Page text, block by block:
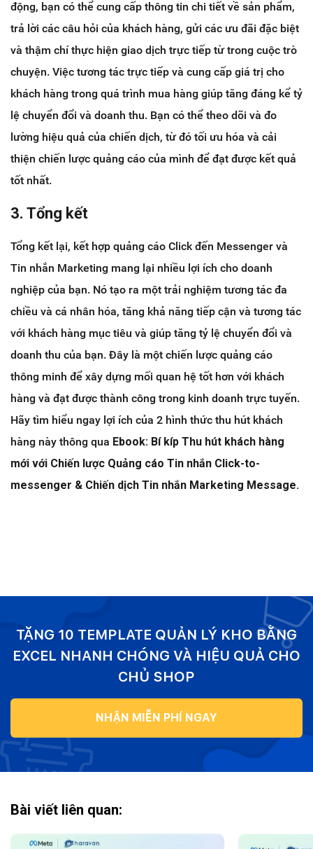
động, bạn có thể cung cấp thông tin chi tiết về sản phẩm,
trả lời các câu hỏi của khách hàng, gửi các ưu đãi đặc biệt
và thậm chí thực hiện giao dịch trực tiếp từ trong cuộc trò
chuyện. Việc tương tác trực tiếp và cung cấp giá trị cho
khách hàng trong quá trình mua hàng giúp tăng đáng kể tỷ
lệ chuyển đổi và doanh thu. Bạn có thể theo dõi và đo
lường hiệu quả của chiến dịch, từ đó tối ưu hóa và cải
thiện chiến lược quảng cáo của mình để đạt được kết quả
tốt nhất.
3. Tổng kết
Tổng kết lại, kết hợp quảng cáo Click đến Messenger và
Tin nhắn Marketing mang lại nhiều lợi ích cho doanh
nghiệp của bạn. Nó tạo ra một trải nghiệm tương tác đa
chiều và cá nhân hóa, tăng khả năng tiếp cận và tương tác
với khách hàng mục tiêu và giúp tăng tỷ lệ chuyển đổi và
doanh thu của bạn. Đây là một chiến lược quảng cáo
thông minh để xây dựng mối quan hệ tốt hơn với khách
hàng và đạt được thành công trong kinh doanh trực tuyến.
Hãy tìm hiểu ngay lợi ích của 2 hình thức thu hút khách
hàng này thông qua Ebook: Bí kíp Thu hút khách hàng
mới với Chiến lược Quảng cáo Tin nhắn Click-to-
messenger & Chiến dịch Tin nhắn Marketing Message.
TẶNG 10 TEMPLATE QUẢN LÝ KHO BẰNG
EXCEL NHANH CHÓNG VÀ HIỆU QUẢ CHO
CHỦ SHOP
NHẬN MIỄN PHÍ NGAY
Bài viết liên quan: